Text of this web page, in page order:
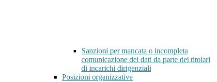
Sanzioni per mancata o incompleta
comunicazione dei dati da parte dei titolari
di incarichi dirigenziali
Posizioni organizzative